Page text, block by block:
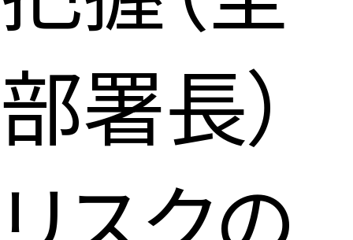
部署長）